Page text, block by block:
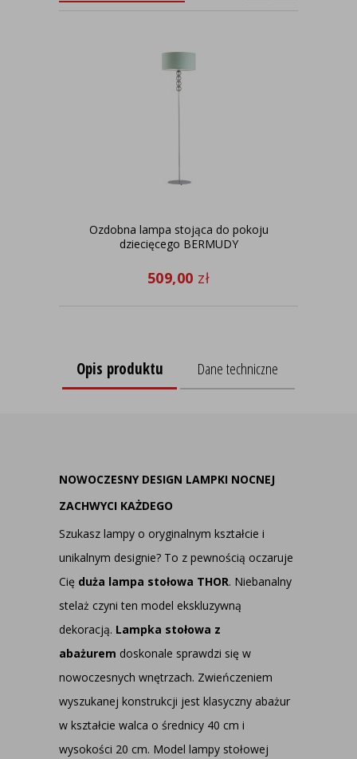
Ozdobna lampa stojąca do pokoju
dziecięcego BERMUDY
509,00 zł
Opis produktu Dane techniczne
NOWOCZESNY DESIGN LAMPKI NOCNEJ
ZACHWYCI KAŻDEGO
Szukasz lampy o oryginalnym kształcie i
unikalnym designie? To z pewnością oczaruje
Cię duża lampa stołowa THOR. Niebanalny
stelaż czyni ten model ekskluzywną
dekoracją. Lampka stołowa z
abażurem doskonale sprawdzi się w
nowoczesnych wnętrzach. Zwieńczeniem
wyszukanej konstrukcji jest klasyczny abażur
w kształcie walca o średnicy 40 cm i
wysokości 20 cm. Model lampy stołowej